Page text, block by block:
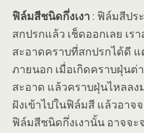
ฟิล์มสีชนิดกึ่งเงา : ฟิล์มสีปร
สกปรกแล้ว เช็ดออกเลย เร
สะอาดคราบที่สกปรกได้ดี แ
ภายนอก เมื่อเกิดคราบฝุ่นต่
สะอาด แล้วคราบฝุ่นไหลล
ฝังเข้าไปในฟิล์มสี แล้วอาจ
ฟิล์มสีชนิดกึ่งเงานั้น อาจจ